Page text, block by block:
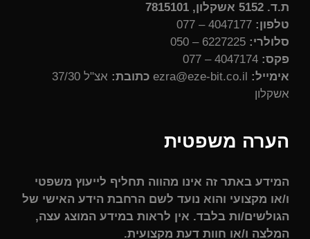
ת.ד. 5152 אשקלון, 7815101
טלפון:
סלולרי:
פקס: 4047174 – 077
אימייל:
כתובת:
אצ"ל 37/30
אשקלון
הערה משפטית
המידע באתר זה אינו מהווה תחליף לייעוץ משפטי
ו/או מקצועי והוא נועד לשם הרחבת הידע האישי של
הגולשים/ות בלבד. אין לראות במידע המוצג עצה,
המלצה ו/או חוות דעת מקצועית.